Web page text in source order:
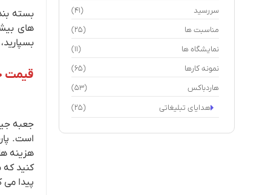
سررسید
(41)
مناسبت ها
(25)
نمایشگاه ها
(11)
نمونه کارها
(65)
هاردباکس
(53)
هدایای تبلیغاتی
(25)
بسته
های
قیمت
جعبه
است.
هزینه
کنید که
پیدا می